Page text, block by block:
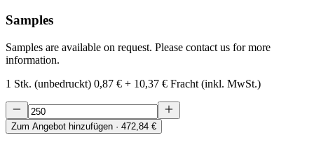
Samples
Samples are available on request. Please contact us for more
information.
1 Stk. (unbedruckt) 0,87 € + 10,37 € Fracht (inkl. MwSt.)
Zum Angebot hinzufügen · 472,84 €